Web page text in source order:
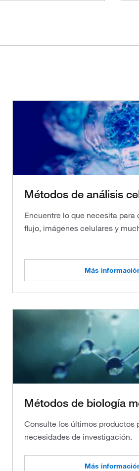
Métodos de análisis
Encuentre lo que necesita para
flujo, imágenes celulares y
Más
Métodos de biología
Consulte los últimos productos
necesidades de investigación.
Más